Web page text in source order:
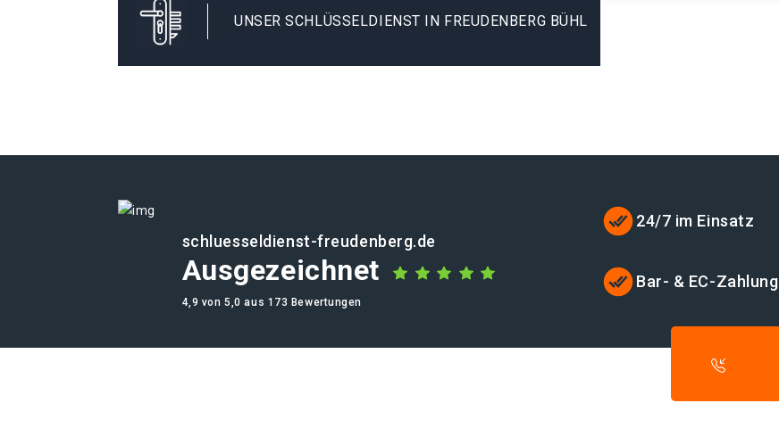
UNSER SCHLÜSSELDIENST IN FREUDENBERG BÜHL
schluesseldienst-freudenberg.de
Ausgezeichnet
4,9 von 5,0 aus 173 Bewertungen
24/7 im Einsatz
Bar- & EC-Zahlung